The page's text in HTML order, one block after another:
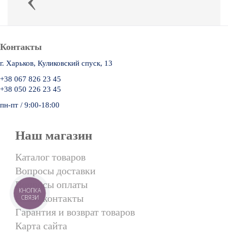
Наш магазин
Каталог товаров
Вопросы доставки
Вопросы оплаты
Наши контакты
Гарантия и возврат товаров
Карта сайта
Контакты
г. Харьков, Куликовский спуск, 13
+38 067 826 23 45
+38 050 226 23 45
пн-пт / 9:00-18:00
КНОПКА
СВЯЗИ